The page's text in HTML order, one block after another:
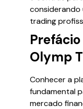
considerando
trading
Olymp
Conhecer a
fundamental
mercado